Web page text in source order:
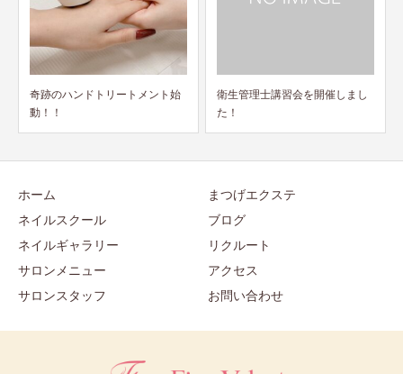
衛生管理士講習会を開催しまし
た！
JNA認定校とは？
ホーム
ネイルスクール
ネイルギャラリー
サロンメニュー
サロンスタッフ
まつげエクステ
ブログ
リクルート
アクセス
お問い合わせ